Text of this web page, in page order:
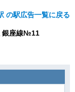
の駅広告一覧に戻る
銀座線№11